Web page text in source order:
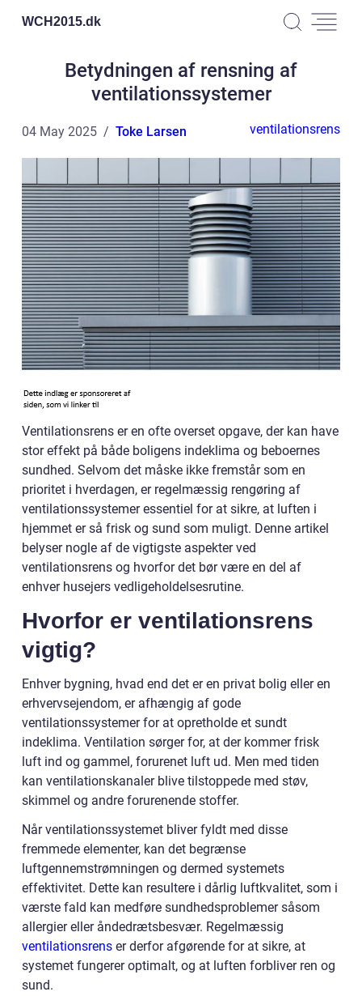
WCH2015.dk
Betydningen af rensning af
ventilationssystemer
04 May 2025 Toke Larsen ventilationsrens
Ventilationsrens er en ofte overset opgave, der kan have
stor effekt på både boligens indeklima og beboernes
sundhed. Selvom det måske ikke fremstår som en
prioritet i hverdagen, er regelmæssig rengøring af
ventilationssystemer essentiel for at sikre, at luften i
hjemmet er så frisk og sund som muligt. Denne artikel
belyser nogle af de vigtigste aspekter ved
ventilationsrens og hvorfor det bør være en del af
enhver husejers vedligeholdelsesrutine.
Hvorfor er ventilationsrens
vigtig?
Enhver bygning, hvad end det er en privat bolig eller en
erhvervsejendom, er afhængig af gode
ventilationssystemer for at opretholde et sundt
indeklima. Ventilation sørger for, at der kommer frisk
luft ind og gammel, forurenet luft ud. Men med tiden
kan ventilationskanaler blive tilstoppede med støv,
skimmel og andre forurenende stoffer.
Når ventilationssystemet bliver fyldt med disse
fremmede elementer, kan det begrænse
luftgennemstrømningen og dermed systemets
effektivitet. Dette kan resultere i dårlig luftkvalitet, som i
værste fald kan medføre sundhedsproblemer såsom
allergier eller åndedrætsbesvær. Regelmæssig
ventilationsrens er derfor afgørende for at sikre, at
systemet fungerer optimalt, og at luften forbliver ren og
sund.